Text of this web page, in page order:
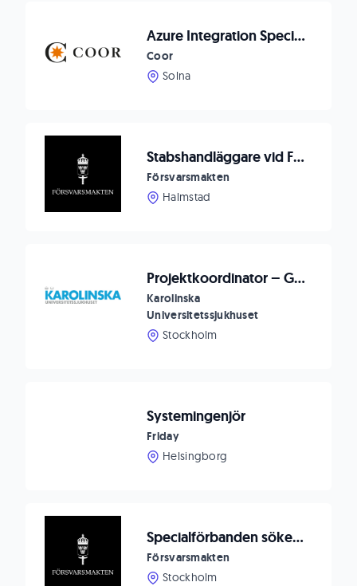
Azure Integration Specialist
Coor
Solna
Stabshandläggare vid FMTS i Halmstad
Försvarsmakten
Halmstad
Projektkoordinator – Generationsskifte Vårdens IT
Karolinska
Universitetssjukhuset
Stockholm
Systemingenjör
Friday
Helsingborg
Specialförbanden söker informationsledare (IMO) till SFL
Försvarsmakten
Stockholm